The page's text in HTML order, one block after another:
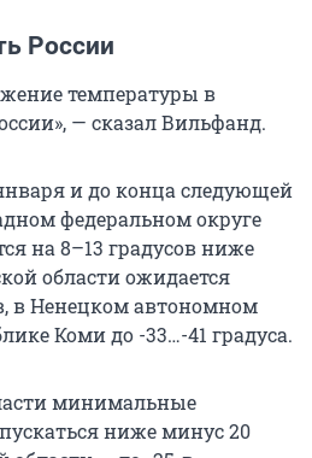
России
температуры в
— сказал Вильфанд.
и до конца следующей
федеральном округе
на 8–13 градусов ниже
области ожидается
в Ненецком автономном
Коми до -33…-41 градуса.
минимальные
ниже минус 20